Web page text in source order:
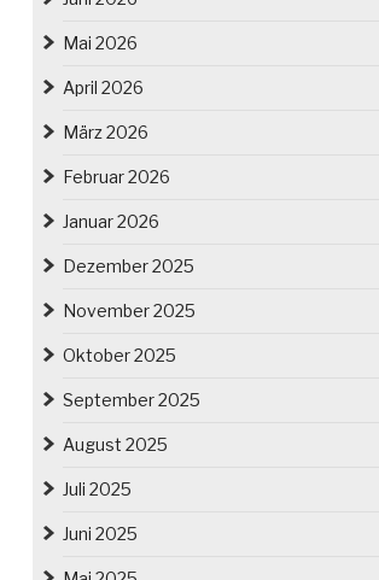
Mai 2026
April 2026
März 2026
Februar 2026
Januar 2026
Dezember 2025
November 2025
Oktober 2025
September 2025
August 2025
Juli 2025
Juni 2025